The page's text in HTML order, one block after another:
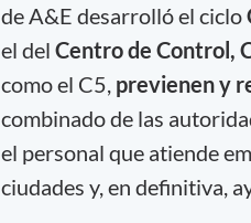
de A&E desarrolló el ciclo
el del Centro de Control,
como el C5, previenen y
combinado de las
el personal que atiende
ciudades y, en definitiva,